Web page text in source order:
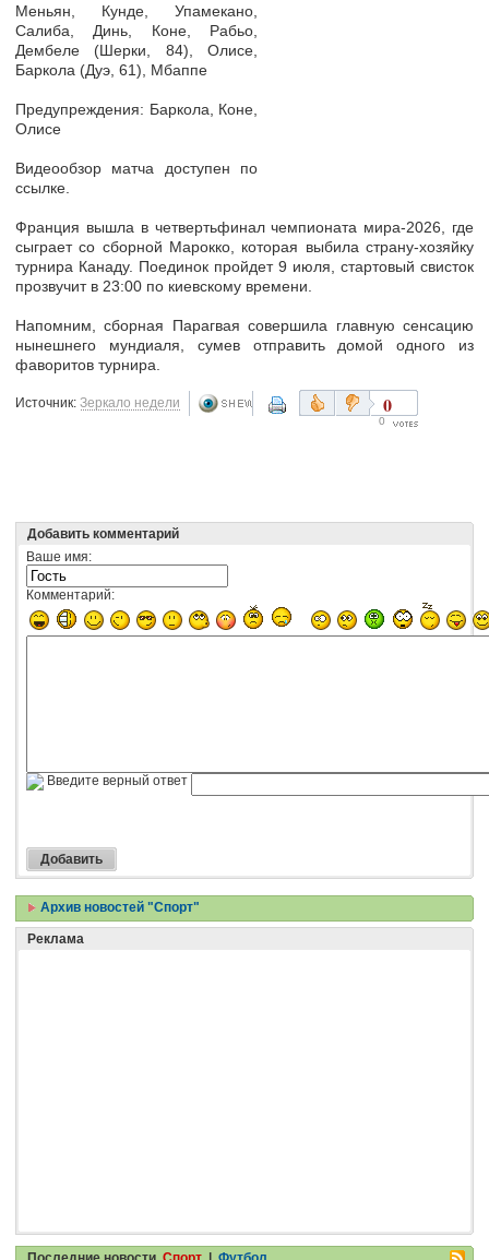
Меньян, Кунде, Упамекано,
Салиба, Динь, Коне, Рабьо,
Дембеле (Шерки, 84), Олисе,
Баркола (Дуэ, 61), Мбаппе
Предупреждения: Баркола, Коне,
Олисе
Видеообзор матча доступен по
ссылке.
Франция вышла в четвертьфинал чемпионата мира-2026, где
сыграет со сборной Марокко, которая выбила страну-хозяйку
турнира Канаду. Поединок пройдет 9 июля, стартовый свисток
прозвучит в 23:00 по киевскому времени.
Напомним, сборная Парагвая совершила главную сенсацию
нынешнего мундиаля, сумев отправить домой одного из
фаворитов турнира.
Источник: Зеркало недели 0
0
Добавить комментарий
Ваше имя:
Комментарий:
Введите верный ответ
Архив новостей "Спорт"
Реклама